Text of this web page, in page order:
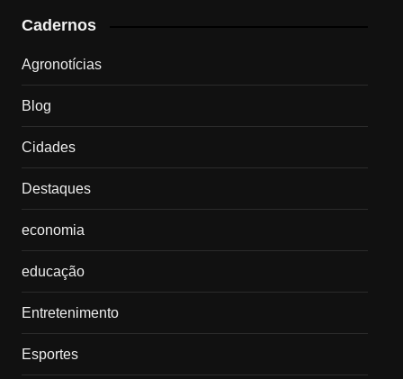
Cadernos
Agronotícias
Blog
Cidades
Destaques
economia
educação
Entretenimento
Esportes